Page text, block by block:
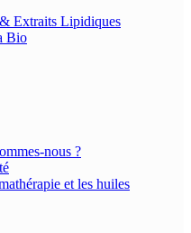
Extraits Lipidiques
Bio
nous ?
et les huiles